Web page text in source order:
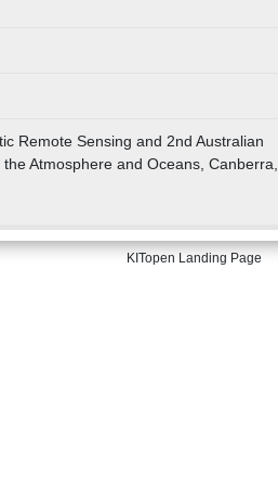
Remote Sensing and 2nd Australian
Atmosphere and Oceans, Canberra,
KITopen Landing Page